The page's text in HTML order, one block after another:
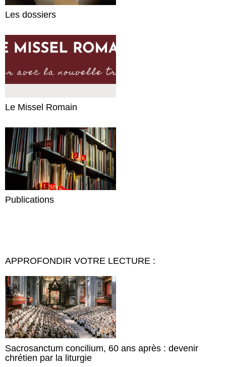
Les dossiers
Le Missel Romain
Publications
APPROFONDIR VOTRE LECTURE :
Sacrosanctum concilium, 60 ans après : devenir
chrétien par la liturgie